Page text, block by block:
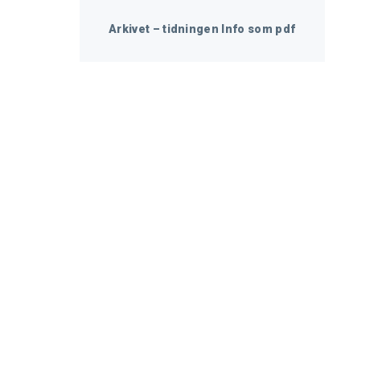
Arkivet – tidningen Info som pdf